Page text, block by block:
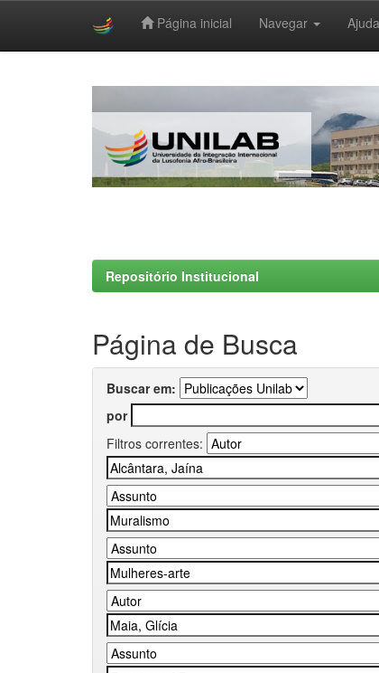
Página inicial Navegar Ajuda
Repositório Institucional
Página de Busca
Buscar em:
por
Filtros correntes: